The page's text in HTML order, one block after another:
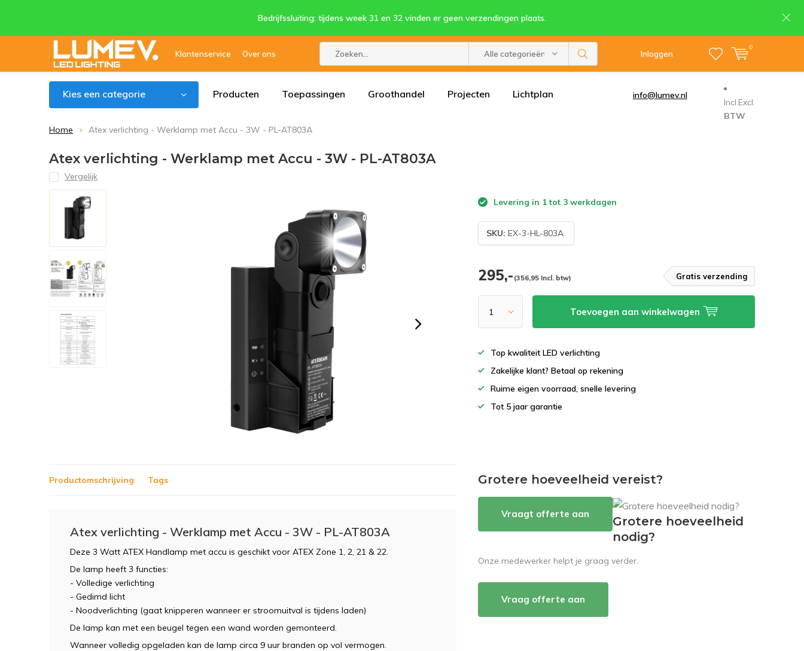
Klantenservice Over ons Alle categorieën Inloggen
0
Bedrijfssluiting: tijdens week 31 en 32 vinden er geen verzendingen plaats.
Kies een categorie Producten Toepassingen Groothandel Projecten Lichtplan info@lumev.nl
Incl. Excl.
BTW
Home
Atex verlichting - Werklamp met Accu - 3W - PL-AT803A
Atex verlichting - Werklamp met Accu - 3W - PL-AT803A
Vergelijk
Levering in 1 tot 3 werkdagen
SKU: EX-3-HL-803A
295,- (356,95 Incl. btw) Gratis verzending
Toevoegen aan winkelwagen
Top kwaliteit LED verlichting
Zakelijke klant? Betaal op rekening
Ruime eigen voorraad, snelle levering
Tot 5 jaar garantie
Productomschrijving Tags
Atex verlichting - Werklamp met Accu - 3W - PL-AT803A
Deze 3 Watt ATEX Handlamp met accu is geschikt voor ATEX Zone 1, 2, 21 & 22.
De lamp heeft 3 functies:
- Volledige verlichting
- Gedimd licht
- Noodverlichting (gaat knipperen wanneer er stroomuitval is tijdens laden)
De lamp kan met een beugel tegen een wand worden gemonteerd.
Wanneer volledig opgeladen kan de lamp circa 9 uur branden op vol vermogen.
Grotere hoeveelheid vereist?
Vraagt offerte aan
Grotere hoeveelheid
nodig?
Onze medewerker helpt je graag verder.
Vraag offerte aan